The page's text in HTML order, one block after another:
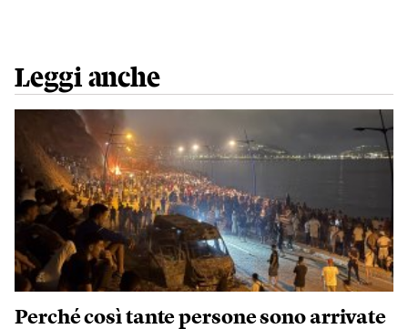
Leggi anche
Perché così tante persone sono arrivate